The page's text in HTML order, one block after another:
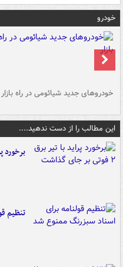
خودرو
خودروهای جدید شیائومی در راه بازار
این مطالب را از دست ندهید....
برخورد پراید
تنظیم